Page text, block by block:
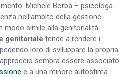
Michele Borba – psicologa
nell’ambito della gestione
modo simile alla genitorialità
genitoriale tende a rendere i
loro di sviluppare la propria
approccio sembra essere associato
e a una minore autostima